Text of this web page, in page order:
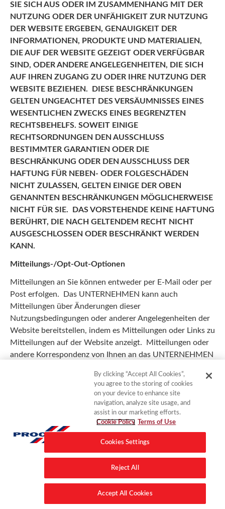
SIE SICH AUS ODER IM ZUSAMMENHANG MIT DER
NUTZUNG ODER DER UNFÄHIGKEIT ZUR NUTZUNG
DER WEBSITE ERGEBEN, GENAUIGKEIT DER
INFORMATIONEN, PRODUKTE UND MATERIALIEN,
DIE AUF DER WEBSITE GEZEIGT ODER VERFÜGBAR
SIND, ODER ANDERE ANGELEGENHEITEN, DIE SICH
AUF IHREN ZUGANG ZU ODER IHRE NUTZUNG DER
WEBSITE BEZIEHEN. DIESE BESCHRÄNKUNGEN
GELTEN UNGEACHTET DES VERSÄUMNISSES EINES
WESENTLICHEN ZWECKS EINES BEGRENZTEN
RECHTSBEHELFS. SOWEIT EINIGE
RECHTSORDNUNGEN DEN AUSSCHLUSS
BESTIMMTER GARANTIEN ODER DIE
BESCHRÄNKUNG ODER DEN AUSSCHLUSS DER
HAFTUNG FÜR NEBEN- ODER FOLGESCHÄDEN
NICHT ZULASSEN, GELTEN EINIGE DER OBEN
GENANNTEN BESCHRÄNKUNGEN MÖGLICHERWEISE
NICHT FÜR SIE. DAS VORSTEHENDE KEINE HAFTUNG
BERÜHRT, DIE NACH GELTENDEM RECHT NICHT
AUSGESCHLOSSEN ODER BESCHRÄNKT WERDEN
KANN.
Mitteilungs-/Opt-Out-Optionen
Mitteilungen an Sie können entweder per E-Mail oder per
Post erfolgen. Das UNTERNEHMEN kann auch
Mitteilungen über Änderungen dieser
Nutzungsbedingungen oder anderer Angelegenheiten der
Website bereitstellen, indem es Mitteilungen oder Links zu
Mitteilungen auf der Website anzeigt. Mitteilungen oder
andere Korrespondenz von Ihnen an das UNTERNEHMEN
Adresse gesendet werden:
Medina, Ohio 44258
By clicking “Accept All Cookies”,
you agree to the storing of cookies
on your device to enhance site
navigation, analyze site usage, and
assist in our marketing efforts.
Cookie Policy Terms of Use
Cookies Settings
Reject All
Accept All Cookies